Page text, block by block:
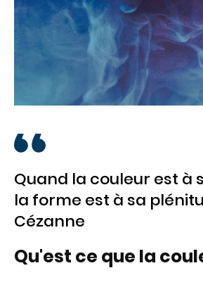
Quand la couleur est à
la forme est à sa
Cézanne
Qu'est ce que la